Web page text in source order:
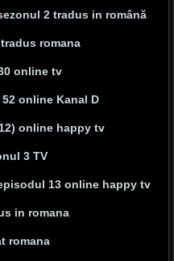
2 tradus in română
romana
online tv
online Kanal D
online happy tv
3 TV
13 online happy tv
in romana
romana